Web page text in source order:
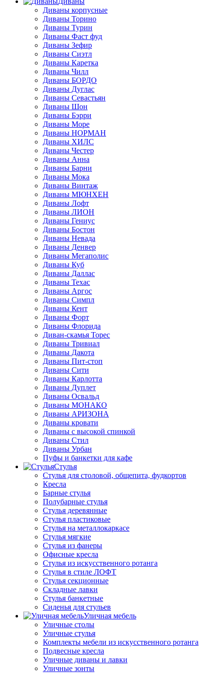
Диваны корпусные
Диваны Торино
Диваны Турин
Диваны Фаст фуд
Диваны Зефир
Диваны Сиэтл
Диваны Каретка
Диваны Чилл
Диваны БОРДО
Диваны Дуглас
Диваны Севастьян
Диваны Шон
Диваны Бэрри
Диваны Море
Диваны НОРМАН
Диваны ХИЛС
Диваны Честер
Диваны Анна
Диваны Барни
Диваны Мока
Диваны Винтаж
Диваны МЮНХЕН
Диваны Лофт
Диваны ЛИОН
Диваны Гениус
Диваны Бостон
Диваны Невада
Диваны Денвер
Диваны Мегаполис
Диваны Куб
Диваны Даллас
Диваны Техас
Диваны Аргос
Диваны Симпл
Диваны Кент
Диваны Форт
Диваны Флорида
Диван-скамья Торес
Диваны Тривиал
Диваны Дакота
Диваны Пит-стоп
Диваны Сити
Диваны Карлотта
Диваны Дуплет
Диваны Освальд
Диваны МОНАКО
Диваны АРИЗОНА
Диваны кровати
Диваны с высокой спинкой
Диваны Стил
Диваны Урбан
Пуфы и банкетки для кафе
Стулья
Стулья для столовой, общепита, фудкортов
Кресла
Барные стулья
Полубарные стулья
Стулья деревянные
Стулья пластиковые
Стулья на металлокаркасе
Стулья мягкие
Стулья из фанеры
Офисные кресла
Стулья из искусственного ротанга
Стулья в стиле ЛОФТ
Стулья секционные
Складные лавки
Стулья банкетные
Сиденья для стульев
Уличная мебель
Уличные столы
Уличные стулья
Комплекты мебели из искусственного ротанга
Подвесные кресла
Уличные диваны и лавки
Уличные зонты